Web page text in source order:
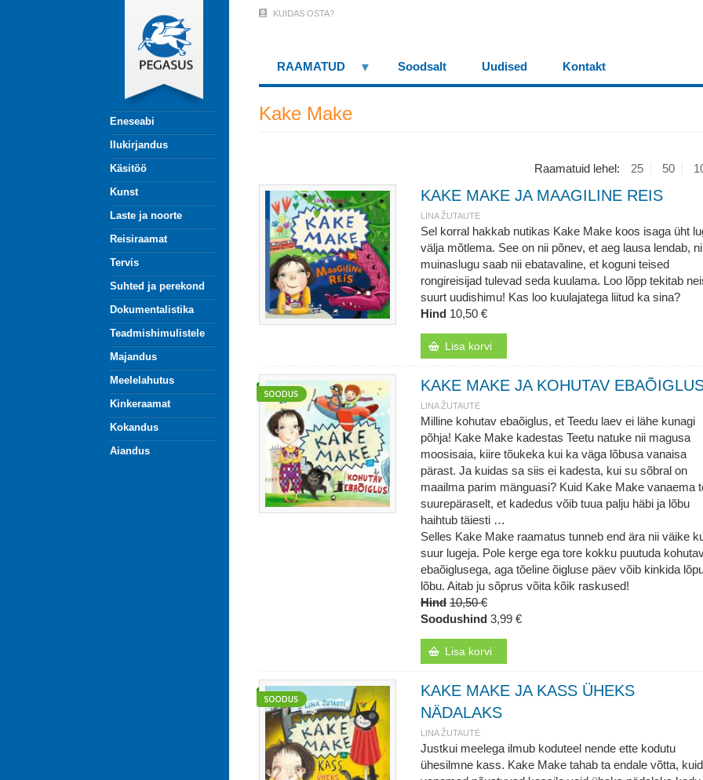
Eneseabi
Ilukirjandus
Käsitöö
Kunst
Laste ja noorte
Reisiraamat
Tervis
Suhted ja perekond
Dokumentalistika
Teadmishimulistele
Majandus
Meelelahutus
Kinkeraamat
Kokandus
Aiandus
Menu
(logged
KUIDAS OSTA?
RAAMATUD Soodsalt Uudised Kontakt
Kake Make
Raamatuid lehel: 25 50
KAKE MAKE JA MAAGILINE REIS
LINA ŽUTAUTĖ
Sel korral hakkab nutikas Kake Make koos isaga üht
välja mõtlema. See on nii põnev, et aeg lausa lendab,
muinaslugu saab nii ebatavaline, et koguni teised
rongireisijad tulevad seda kuulama. Loo lõpp tekitab
suurt uudishimu! Kas loo kuulajatega liitud ka sina?
Hind 10,50 €
Lisa korvi
KAKE MAKE JA KOHUTAV
LINA ŽUTAUTĖ
Milline kohutav ebaõiglus, et Teedu laev ei lähe kunagi
põhja! Kake Make kadestas Teetu natuke nii magusa
moosisaia, kiire tõukeka kui ka väga lõbusa vanaisa
pärast. Ja kuidas sa siis ei kadesta, kui su sõbral on
maailma parim mänguasi? Kuid Kake Make vanaema
suurepäraselt, et kadedus võib tuua palju häbi ja lõbu
haihtub täiesti …
Selles Kake Make raamatus tunneb end ära nii väike
suur lugeja. Pole kerge ega tore kokku puutuda
ebaõiglusega, aga tõeline õigluse päev võib kinkida
lõbu. Aitab ju sõprus võita kõik raskused!
Hind 10,50 €
Soodushind 3,99 €
Lisa korvi
KAKE MAKE JA KASS ÜHEKS
NÄDALAKS
LINA ŽUTAUTĖ
Justkui meelega ilmub koduteel nende ette kodutu
ühesilmne kass. Kake Make tahab ta endale võtta, kuid